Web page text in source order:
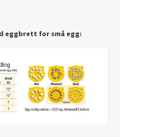
eggbrett for små egg: